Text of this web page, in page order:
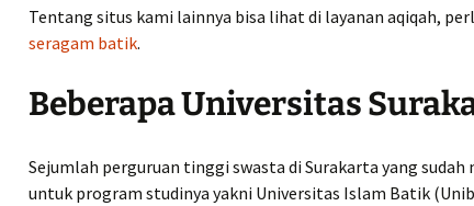
Tentang situs kami lainnya bisa lihat di layanan aqiqah,
seragam batik.
Beberapa Universitas
Sejumlah perguruan tinggi swasta di Surakarta yang
untuk program studinya yakni Universitas Islam Batik